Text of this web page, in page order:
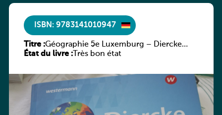
ISBN: 9783141010947
Titre :Géographie 5e Luxemburg – Diercke
Praxis
État du livre :Très bon état